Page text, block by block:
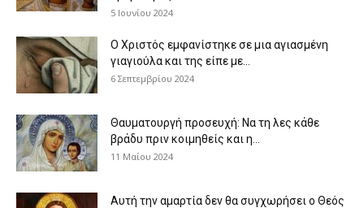
5 Ιουνίου 2024
Ο Χριστός εμφανίστηκε σε μια αγιασμένη
γιαγιούλα και της είπε με...
6 Σεπτεμβρίου 2024
Θαυματουργή προσευχή: Να τη λες κάθε
βράδυ πριν κοιμηθείς και η...
11 Μαΐου 2024
Αυτή την αμαρτία δεν θα συγχωρήσει ο Θεός